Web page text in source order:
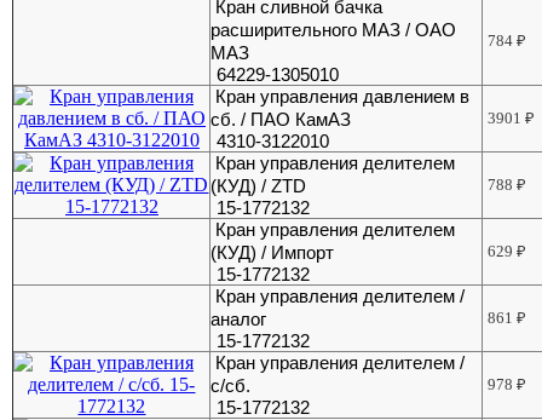
Кран сливной бачка
расширительного МАЗ / ОАО
МАЗ
64229-1305010
784₽
Кран управления давлением в
сб. / ПАО КамАЗ
4310-3122010
3901₽
Кран управления делителем
(КУД) / ZTD
15-1772132
788₽
Кран управления делителем
(КУД) / Импорт
15-1772132
629₽
Кран управления делителем /
аналог
15-1772132
861₽
Кран управления делителем /
с/сб.
15-1772132
978₽